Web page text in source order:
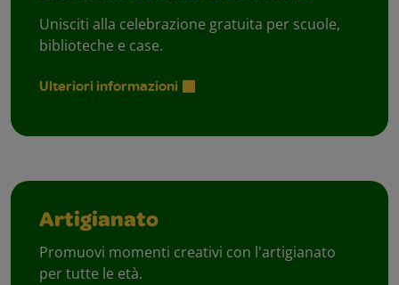
Unisciti alla celebrazione gratuita per scuole,
biblioteche e case.
Ulteriori informazioni
Artigianato
Promuovi momenti creativi con l'artigianato
per tutte le età.